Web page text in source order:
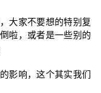
大家不要想的特别复
啦，或者是一些别的
影响，这个其实我们